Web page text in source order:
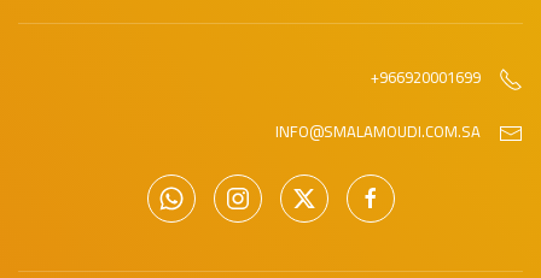
966920001699+
INFO@SMALAMOUDI.COM.SA